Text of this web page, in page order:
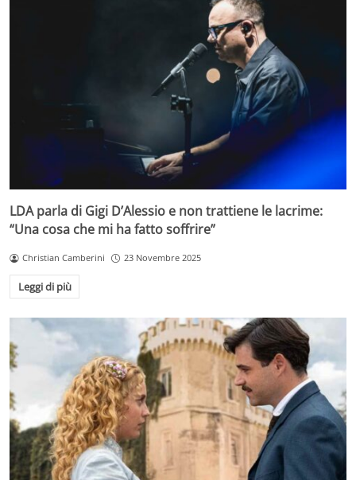
LDA parla di Gigi D’Alessio e non trattiene le lacrime:
“Una cosa che mi ha fatto soffrire”
Christian Camberini 23 Novembre 2025
Leggi di più